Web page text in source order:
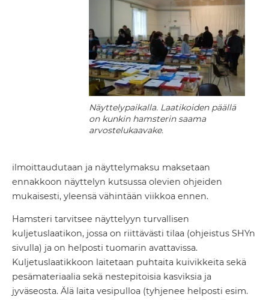
Näyttelypaikalla. Laatikoiden päällä
on kunkin hamsterin saama
arvostelukaavake.
ilmoittaudutaan ja näyttelymaksu maksetaan
ennakkoon näyttelyn kutsussa olevien ohjeiden
mukaisesti, yleensä vähintään viikkoa ennen.
Hamsteri tarvitsee näyttelyyn turvallisen
kuljetuslaatikon, jossa on riittävästi tilaa (ohjeistus SHYn
sivulla) ja on helposti tuomarin avattavissa.
Kuljetuslaatikkoon laitetaan puhtaita kuivikkeita sekä
pesämateriaalia sekä nestepitoisia kasviksia ja
jyväseosta. Älä laita vesipulloa (tyhjenee helposti esim.